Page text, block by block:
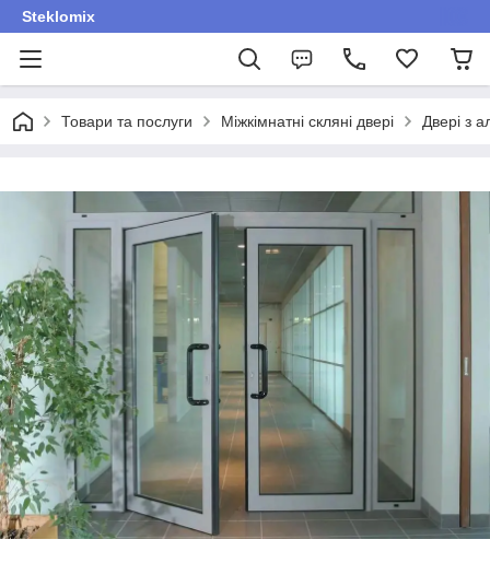
Steklomix
Товари та послуги Міжкімнатні скляні двері Двері з